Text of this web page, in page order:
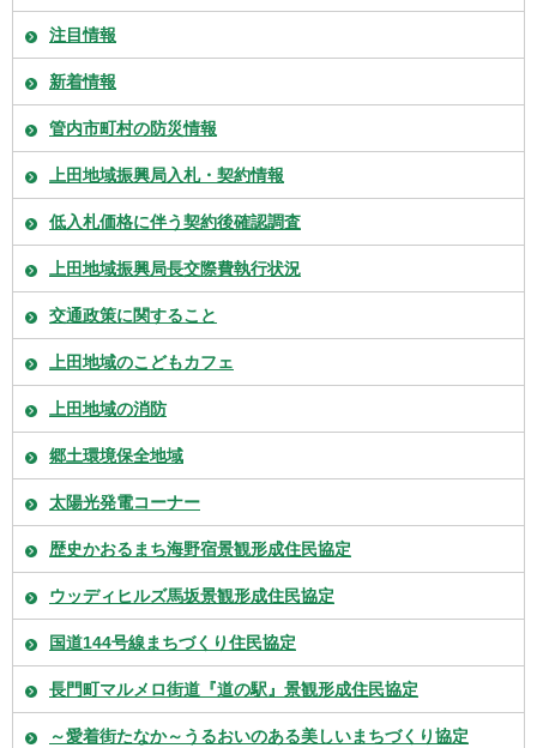
注目情報
新着情報
管内市町村の防災情報
上田地域振興局入札・契約情報
低入札価格に伴う契約後確認調査
上田地域振興局長交際費執行状況
交通政策に関すること
上田地域のこどもカフェ
上田地域の消防
郷土環境保全地域
太陽光発電コーナー
歴史かおるまち海野宿景観形成住民協定
ウッディヒルズ馬坂景観形成住民協定
国道144号線まちづくり住民協定
長門町マルメロ街道『道の駅』景観形成住民協定
～愛着街たなか～うるおいのある美しいまちづくり協定